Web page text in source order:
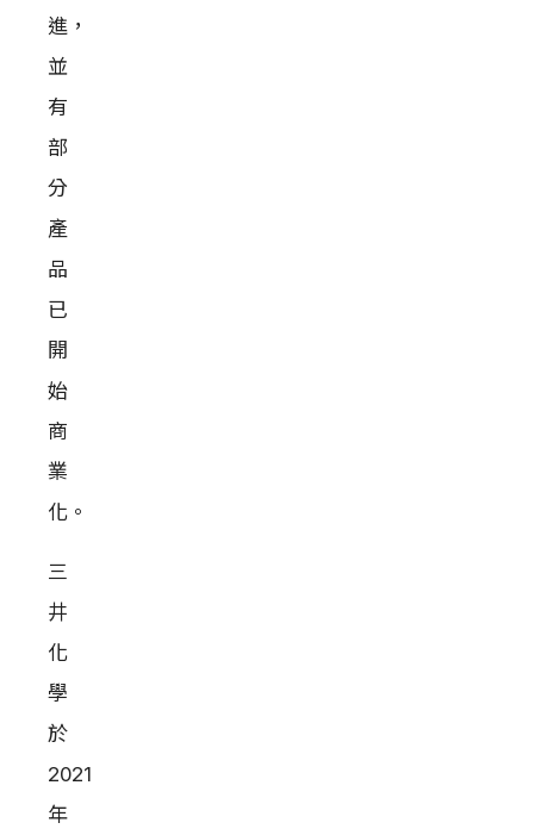
進，
並
有
部
分
產
品
已
開
始
商
業
化。
三
井
化
學
於
2021
年